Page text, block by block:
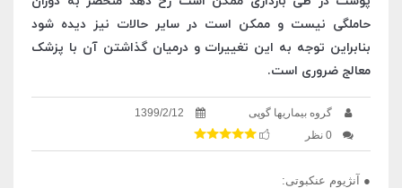
حاملگی نیست و ممکن است در سایر حالات نیز دیده شود
بنابراین توجه به این تغییرات و درمیان گذاشتن آن با پزشک
معالج ضروری است.
گروه بیماریها گوپی
1399/2/12
0 نظر
● آنژیوم عنکبوتی: